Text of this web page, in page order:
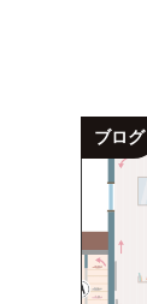
ブログ